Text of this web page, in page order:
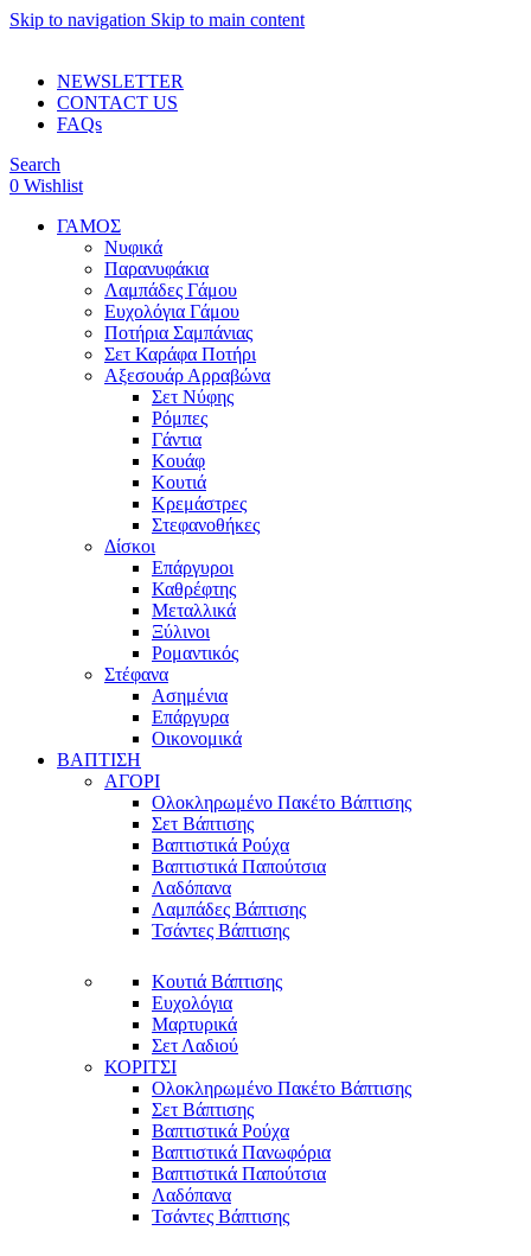
Skip to navigation Skip to main content
NEWSLETTER
CONTACT US
FAQs
Search
0 Wishlist
ΓΑΜΟΣ
Νυφικά
Παρανυφάκια
Λαμπάδες Γάμου
Ευχολόγια Γάμου
Ποτήρια Σαμπάνιας
Σετ Καράφα Ποτήρι
Αξεσουάρ Αρραβώνα
Σετ Νύφης
Ρόμπες
Γάντια
Κουάφ
Κουτιά
Κρεμάστρες
Στεφανοθήκες
Δίσκοι
Επάργυροι
Καθρέφτης
Μεταλλικά
Ξύλινοι
Ρομαντικός
Στέφανα
Ασημένια
Επάργυρα
Οικονομικά
ΒΑΠΤΙΣΗ
ΑΓΟΡΙ
Ολοκληρωμένο Πακέτο Βάπτισης
Σετ Βάπτισης
Βαπτιστικά Ρούχα
Βαπτιστικά Παπούτσια
Λαδόπανα
Λαμπάδες Βάπτισης
Τσάντες Βάπτισης
Κουτιά Βάπτισης
Ευχολόγια
Μαρτυρικά
Σετ Λαδιού
ΚΟΡΙΤΣΙ
Ολοκληρωμένο Πακέτο Βάπτισης
Σετ Βάπτισης
Βαπτιστικά Ρούχα
Βαπτιστικά Πανωφόρια
Βαπτιστικά Παπούτσια
Λαδόπανα
Τσάντες Βάπτισης